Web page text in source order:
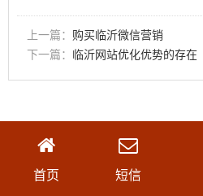
上一篇： 购买临沂微信营销
下一篇： 临沂网站优化优势的存在
首页 短信